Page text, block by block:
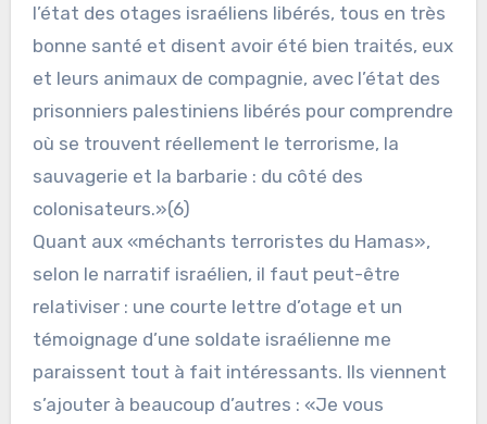
l’état des otages israéliens libérés, tous en très
bonne santé et disent avoir été bien traités, eux
et leurs animaux de compagnie, avec l’état des
prisonniers palestiniens libérés pour comprendre
où se trouvent réellement le terrorisme, la
sauvagerie et la barbarie : du côté des
colonisateurs.»(6)
Quant aux «méchants terroristes du Hamas»,
selon le narratif israélien, il faut peut-être
relativiser : une courte lettre d’otage et un
témoignage d’une soldate israélienne me
paraissent tout à fait intéressants. Ils viennent
s’ajouter à beaucoup d’autres : «Je vous